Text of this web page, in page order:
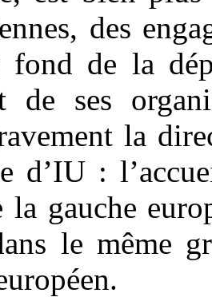
des
fond de la
de ses
la
d’IU :
gauche
le même